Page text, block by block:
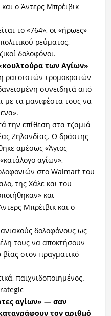
ο Άντερς Μπρέιβικ
το «764», οι «ήρωες»
ρεύματος,
δολοφόνοι.
των Αγίων»
ρατσιστών τρομοκρατών
συνειδητά από
με τα μανιφέστα τους να
την επίθεση στα τζαμιά
Ζηλανδίας. Ο δράστης
αμέσως «Άγιος
αγίων»,
στο Walmart του
της Χάλε και του
και
Μπρέιβικ και ο
δολοφόνους ως
τους να αποκτήσουν
στον πραγματικό
παιχνιδοποιημένος.
αγίων» — σαν
τον αριθμό